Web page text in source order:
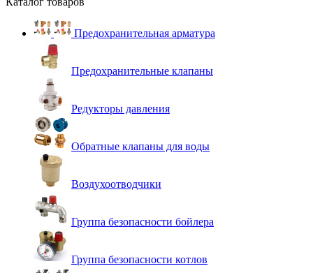
Предохранительная арматура
Предохранительные клапаны
Редукторы давления
Обратные клапаны для воды
Воздухоотводчики
Группа безопасности бойлера
Группа безопасности котлов